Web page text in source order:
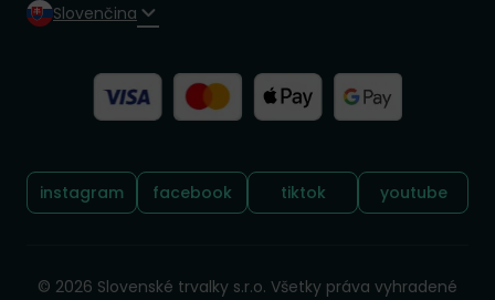
Slovenčina
Sledujte nás:
instagram facebook tiktok youtube
© 2026 Slovenské trvalky s.r.o. Všetky práva vyhradené